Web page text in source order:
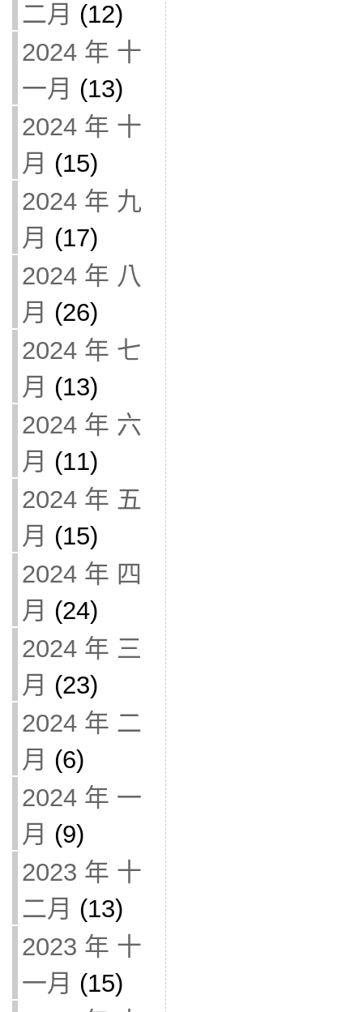
二月 (12)
2024 年 十
一月 (13)
2024 年 十
月 (15)
2024 年 九
月 (17)
2024 年 八
月 (26)
2024 年 七
月 (13)
2024 年 六
月 (11)
2024 年 五
月 (15)
2024 年 四
月 (24)
2024 年 三
月 (23)
2024 年 二
月 (6)
2024 年 一
月 (9)
2023 年 十
二月 (13)
2023 年 十
一月 (15)